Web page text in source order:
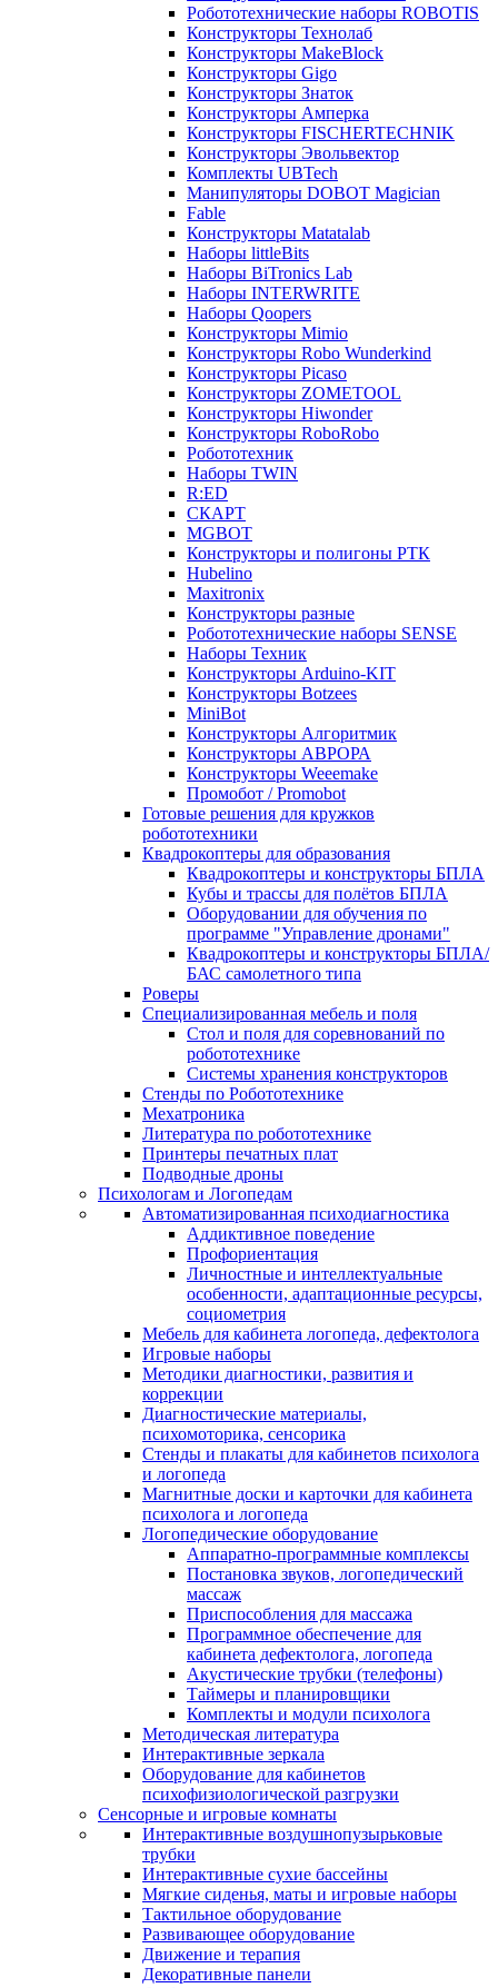
Робототехнические наборы ROBOTIS
Конструкторы Технолаб
Конструкторы MakeBlock
Конструкторы Gigo
Конструкторы Знаток
Конструкторы Амперка
Конструкторы FISCHERTECHNIK
Конструкторы Эвольвектор
Комплекты UBTech
Манипуляторы DOBOT Magician
Fable
Конструкторы Matatalab
Наборы littleBits
Наборы BiTronics Lab
Наборы INTERWRITE
Наборы Qoopers
Конструкторы Mimio
Конструкторы Robo Wunderkind
Конструкторы Picaso
Конструкторы ZOMETOOL
Конструкторы Hiwonder
Конструкторы RoboRobo
Робототехник
Наборы TWIN
R:ED
СКАРТ
MGBOT
Конструкторы и полигоны РТК
Hubelino
Maxitronix
Конструкторы разные
Робототехнические наборы SENSE
Наборы Техник
Конструкторы Arduino-KIT
Конструкторы Botzees
MiniBot
Конструкторы Алгоритмик
Конструкторы АВРОРА
Конструкторы Weeemake
Промобот / Promobot
Готовые решения для кружков
робототехники
Квадрокоптеры для образования
Квадрокоптеры и конструкторы БПЛА
Кубы и трассы для полётов БПЛА
Оборудовании для обучения по
программе "Управление дронами"
Квадрокоптеры и конструкторы БПЛА/
БАС самолетного типа
Роверы
Специализированная мебель и поля
Стол и поля для соревнований по
робототехнике
Системы хранения конструкторов
Стенды по Робототехнике
Мехатроника
Литература по робототехнике
Принтеры печатных плат
Подводные дроны
Психологам и Логопедам
Автоматизированная психодиагностика
Аддиктивное поведение
Профориентация
Личностные и интеллектуальные
особенности, адаптационные ресурсы,
социометрия
Мебель для кабинета логопеда, дефектолога
Игровые наборы
Методики диагностики, развития и
коррекции
Диагностические материалы,
психомоторика, сенсорика
Стенды и плакаты для кабинетов психолога
и логопеда
Магнитные доски и карточки для кабинета
психолога и логопеда
Логопедические оборудование
Аппаратно-программные комплексы
Постановка звуков, логопедический
массаж
Приспособления для массажа
Программное обеспечение для
кабинета дефектолога, логопеда
Акустические трубки (телефоны)
Таймеры и планировщики
Комплекты и модули психолога
Методическая литература
Интерактивные зеркала
Оборудование для кабинетов
психофизиологической разгрузки
Сенсорные и игровые комнаты
Интерактивные воздушнопузырьковые
трубки
Интерактивные сухие бассейны
Мягкие сиденья, маты и игровые наборы
Тактильное оборудование
Развивающее оборудование
Движение и терапия
Декоративные панели